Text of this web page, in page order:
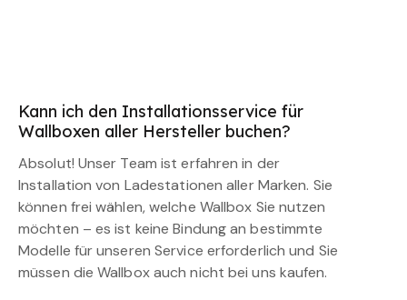
Kann ich den Installationsservice für
Wallboxen aller Hersteller buchen?
Absolut! Unser Team ist erfahren in der
Installation von Ladestationen aller Marken. Sie
können frei wählen, welche Wallbox Sie nutzen
möchten – es ist keine Bindung an bestimmte
Modelle für unseren Service erforderlich und Sie
müssen die Wallbox auch nicht bei uns kaufen.